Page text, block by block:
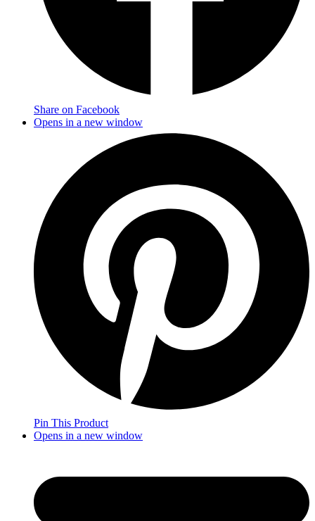
Share on Facebook
Opens in a new window
Pin This Product
Opens in a new window